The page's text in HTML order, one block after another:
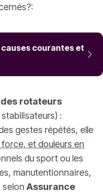
causes courantes et
rotateurs
:
gestes répétés, elle
et douleurs en
du sport ou les
manutentionnaires,
selon Assurance